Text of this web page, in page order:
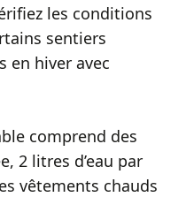
les conditions
sentiers
en hiver avec
comprend des
2 litres d’eau par
vêtements chauds